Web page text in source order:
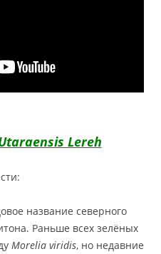
Lereh
название северного
Раньше всех зелёных
Morelia viridis, но недавние